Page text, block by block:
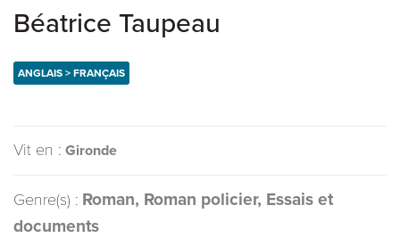
Béatrice Taupeau
ANGLAIS > FRANÇAIS
Vit en : Gironde
Genre(s) : Roman, Roman policier, Essais et
documents